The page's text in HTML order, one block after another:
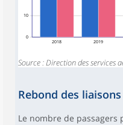
0
10
2018 2019
Source : Direction des services
Rebond des
Le nombre de passagers